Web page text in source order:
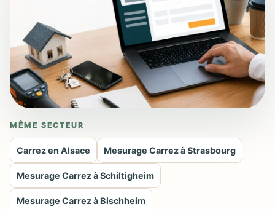
MÊME SECTEUR
Carrez en Alsace Mesurage Carrez à Strasbourg
Mesurage Carrez à Schiltigheim
Mesurage Carrez à Bischheim